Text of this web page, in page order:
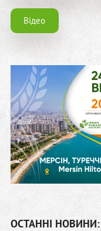
Відео
ОСТАННІ НОВИНИ: